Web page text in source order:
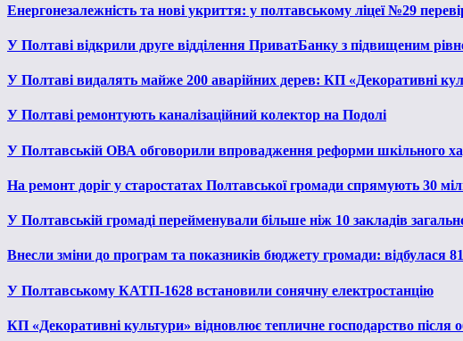
Енергонезалежність та нові укриття: у полтавському ліцеї №29
У Полтаві відкрили друге відділення ПриватБанку з підвищеним
У Полтаві видалять майже 200 аварійних дерев: КП «Декоративні
У Полтаві ремонтують каналізаційний колектор на Подолі
У Полтавській ОВА обговорили впровадження реформи шкільного
На ремонт доріг у старостатах Полтавської громади спрямують 30
У Полтавській громаді перейменували більше ніж 10 закладів
Внесли зміни до програм та показників бюджету громади: відбулася 81
У Полтавському КАТП-1628 встановили сонячну електростанцію
КП «Декоративні культури» відновлює тепличне господарство після